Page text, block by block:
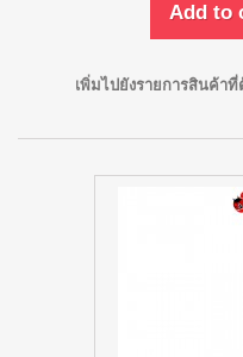
Add to
เพิ่มไปยังรายการสินค้าที่